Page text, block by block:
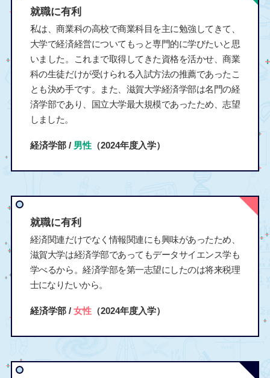
就職に有利
私は、商業科の高校で商業科目を主に勉強してきて、
大学で経済経営についてもっと専門的に学びたいと思
いました。これまで取得してきた資格を活かせ、商業
科の生徒だけが受けられる入試方法の推薦であったこ
とも決め手です。また、滋賀大学経済学部は名門の経
済学部であり、国立大学最大規模であったため、志望
しました。
経済学部 / 男性（2024年度入学）
就職に有利
経済関連だけでなく情報関連にも興味があったため、
滋賀大学は経済学部であってもデータサイエンス学も
学べるから。経済学部を第一志望にしたのは将来税理
士になりたいから。
経済学部 / 女性（2024年度入学）